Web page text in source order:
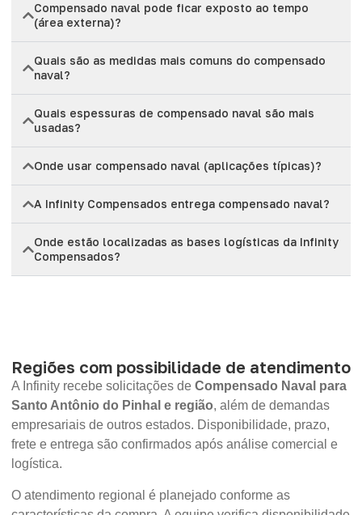
Compensado naval pode ficar exposto ao tempo
(área externa)?
Quais são as medidas mais comuns do compensado
naval?
Quais espessuras de compensado naval são mais
usadas?
Onde usar compensado naval (aplicações típicas)?
A Infinity Compensados entrega compensado naval?
Onde estão localizadas as bases logísticas da Infinity
Compensados?
Regiões com possibilidade de atendimento
A Infinity recebe solicitações de Compensado Naval para
Santo Antônio do Pinhal e região, além de demandas
empresariais de outros estados. Disponibilidade, prazo,
frete e entrega são confirmados após análise comercial e
logística.
O atendimento regional é planejado conforme as